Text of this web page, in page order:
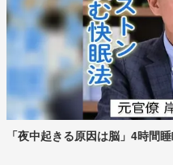
「夜中起きる原因は脳」4時間